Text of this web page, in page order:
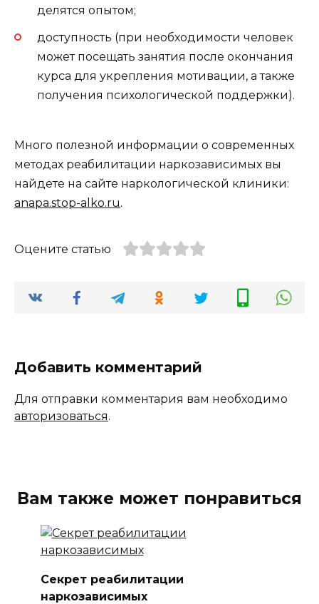
делятся опытом;
доступность (при необходимости человек
может посещать занятия после окончания
курса для укрепления мотивации, а также
получения психологической поддержки).
Много полезной информации о современных
методах реабилитации наркозависимых вы
найдете на сайте наркологической клиники:
anapa.stop-alko.ru.
Оцените статью
Добавить комментарий
Для отправки комментария вам необходимо
авторизоваться.
Вам также может понравиться
Секрет реабилитации
наркозависимых